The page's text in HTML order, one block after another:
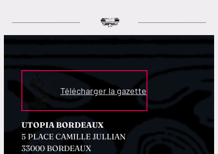
Télécharger la gazette
UTOPIA BORDEAUX
5 PLACE CAMILLE JULLIAN
33000 BORDEAUX